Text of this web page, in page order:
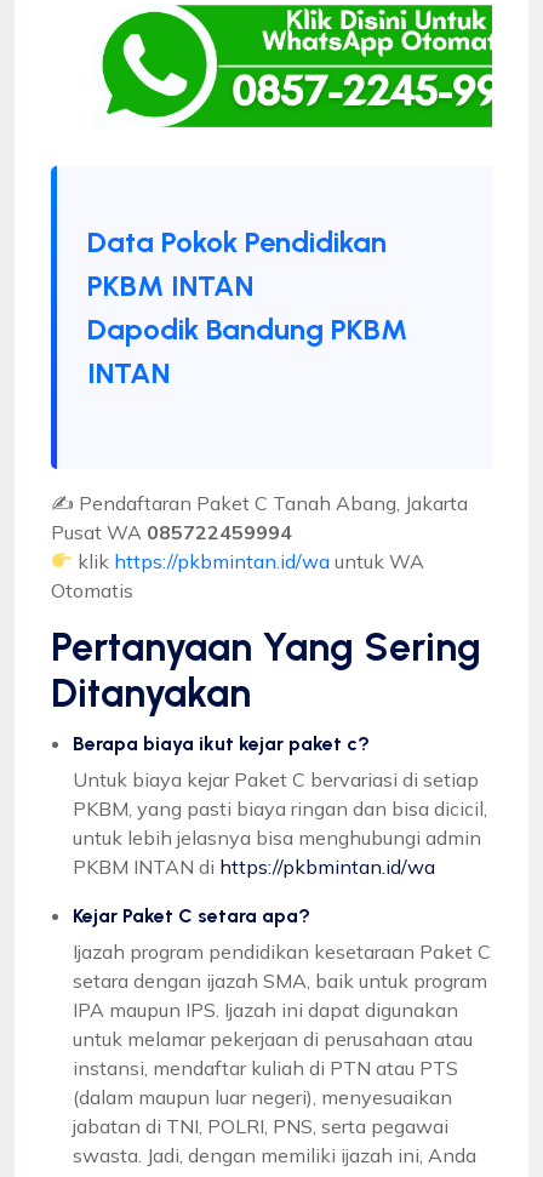
Data Pokok Pendidikan
PKBM INTAN
Dapodik Bandung PKBM
INTAN
✍ Pendaftaran Paket C Tanah Abang, Jakarta
Pusat WA 085722459994
klik https://pkbmintan.id/wa untuk WA
Otomatis
Pertanyaan Yang Sering
Ditanyakan
Berapa biaya ikut kejar paket c?
Untuk biaya kejar Paket C bervariasi di setiap
PKBM, yang pasti biaya ringan dan bisa dicicil,
untuk lebih jelasnya bisa menghubungi admin
PKBM INTAN di https://pkbmintan.id/wa
Kejar Paket C setara apa?
Ijazah program pendidikan kesetaraan Paket C
setara dengan ijazah SMA, baik untuk program
IPA maupun IPS. Ijazah ini dapat digunakan
untuk melamar pekerjaan di perusahaan atau
instansi, mendaftar kuliah di PTN atau PTS
(dalam maupun luar negeri), menyesuaikan
jabatan di TNI, POLRI, PNS, serta pegawai
swasta. Jadi, dengan memiliki ijazah ini, Anda